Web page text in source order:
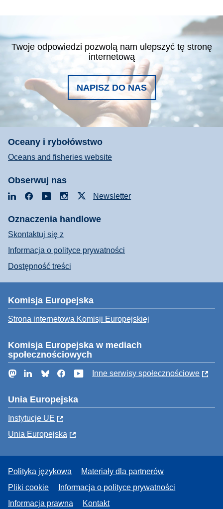
Twoje odpowiedzi pozwolą nam ulepszyć tę stronę
internetową
NAPISZ DO NAS
Oceany i rybołówstwo
Oceans and fisheries website
Obserwuj nas
LinkedInFacebookYouTubeInstagramNewsletter
Oznaczenia handlowe
Skontaktuj się z
Informacja o polityce prywatności
Dostępność treści
Komisja Europejska
Strona internetowa Komisji Europejskiej
Komisja Europejska w mediach
społecznościowych
MastodonLinkedInBlueskyFacebookYouTube
Inne serwisy społecznościowe
Unia Europejska
Instytucje UE
Unia Europejska
Polityka językowa
Materiały dla partnerów
Pliki cookie
Informacja o polityce prywatności
Informacja prawna
Kontakt